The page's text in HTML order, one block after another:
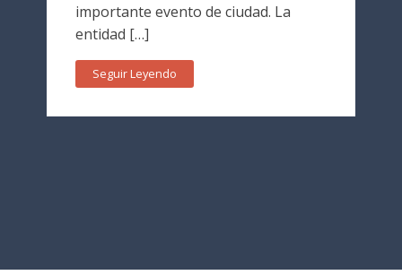
importante evento de ciudad. La
entidad […]
Seguir Leyendo